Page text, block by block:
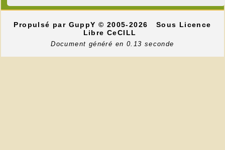
Propulsé par GuppY© 2005-2026
Sous Licence
Libre CeCILL
Document généré en 0.13 seconde